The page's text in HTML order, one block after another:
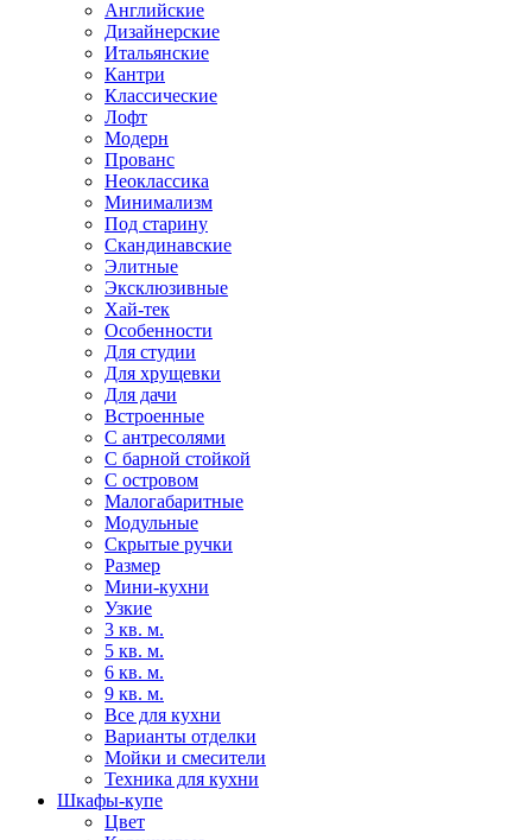
Английские
Дизайнерские
Итальянские
Кантри
Классические
Лофт
Модерн
Прованс
Неоклассика
Минимализм
Под старину
Скандинавские
Элитные
Эксклюзивные
Хай-тек
Особенности
Для студии
Для хрущевки
Для дачи
Встроенные
С антресолями
С барной стойкой
С островом
Малогабаритные
Модульные
Скрытые ручки
Размер
Мини-кухни
Узкие
3 кв. м.
5 кв. м.
6 кв. м.
9 кв. м.
Все для кухни
Варианты отделки
Мойки и смесители
Техника для кухни
Шкафы-купе
Цвет